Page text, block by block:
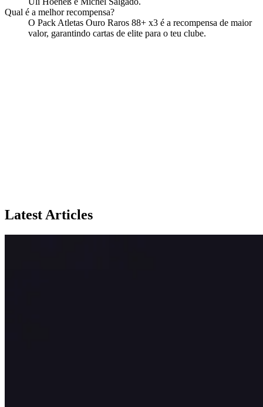
Qual é a melhor recompensa?
O Pack Atletas Ouro Raros 88+ x3 é a recompensa de maior
valor, garantindo cartas de elite para o teu clube.
Latest Articles